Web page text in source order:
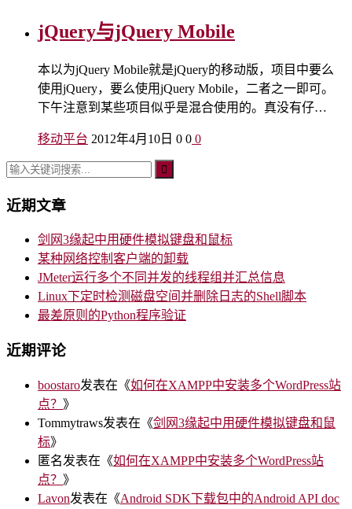
jQuery与jQuery Mobile
本以为jQuery Mobile就是jQuery的移动版，项目中要么
使用jQuery，要么使用jQuery Mobile，二者之一即可。
下午注意到某些项目似乎是混合使用的。真没有仔…
移动平台 2012年4月10日 0 0 0
近期文章
剑网3缘起中用硬件模拟键盘和鼠标
某种网络控制客户端的卸载
JMeter运行多个不同并发的线程组并汇总信息
Linux下定时检测磁盘空间并删除日志的Shell脚本
最差原则的Python程序验证
近期评论
boostaro发表在《如何在XAMPP中安装多个WordPress站
点？ 》
Tommytraws发表在《剑网3缘起中用硬件模拟键盘和鼠
标》
匿名发表在《如何在XAMPP中安装多个WordPress站
点？ 》
Lavon发表在《Android SDK下载包中的Android API doc